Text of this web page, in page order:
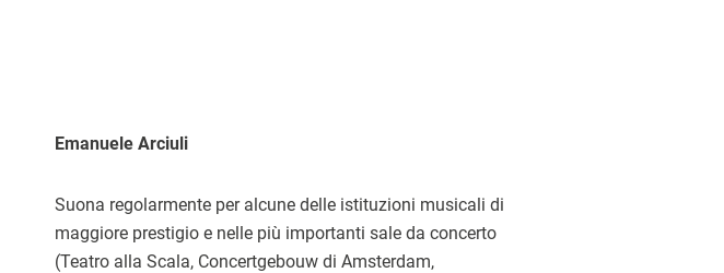
Emanuele Arciuli
Suona regolarmente per alcune delle istituzioni musicali di
maggiore prestigio e nelle più importanti sale da concerto
(Teatro alla Scala, Concertgebouw di Amsterdam,